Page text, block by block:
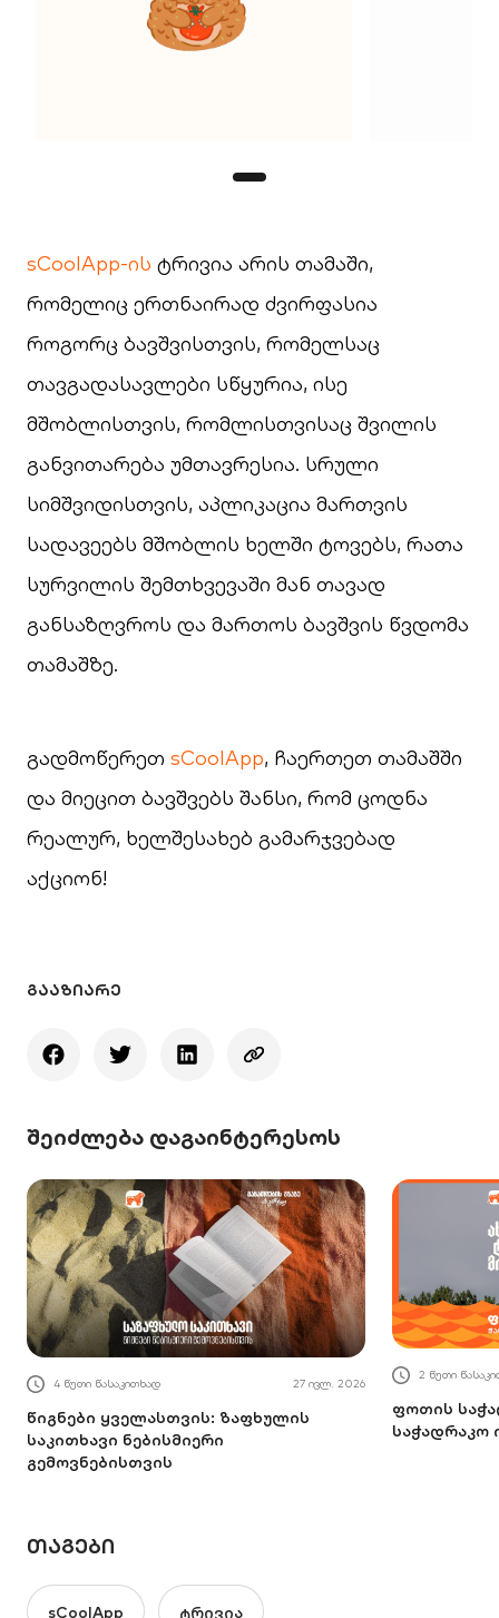
sCoolApp-ის ტრივია არის თამაში,
რომელიც ერთნაირად ძვირფასია
როგორც ბავშვისთვის, რომელსაც
თავგადასავლები სწყურია, ისე
მშობლისთვის, რომლისთვისაც შვილის
განვითარება უმთავრესია. სრული
სიმშვიდისთვის, აპლიკაცია მართვის
სადავეებს მშობლის ხელში ტოვებს, რათა
სურვილის შემთხვევაში მან თავად
განსაზღვროს და მართოს ბავშვის წვდომა
თამაშზე.
გადმოწერეთ sCoolApp, ჩაერთეთ თამაშში
და მიეცით ბავშვებს შანსი, რომ ცოდნა
რეალურ, ხელშესახებ გამარჯვებად
აქციონ!
ᲒᲐᲐᲖᲘᲐᲠᲔ
შეიძლება დაგაინტერესოს
4 წუთი წასაკითხად 27 ივლ. 2026
წიგნები ყველასთვის: ზაფხულის
საკითხავი ნებისმიერი
გემოვნებისთვის
2 წუთი
ფოთის
საჭადრაკო
ᲗᲐᲒᲔᲑᲘ
sCoolApp ტრივია